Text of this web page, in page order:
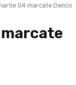
04 marcate Denco